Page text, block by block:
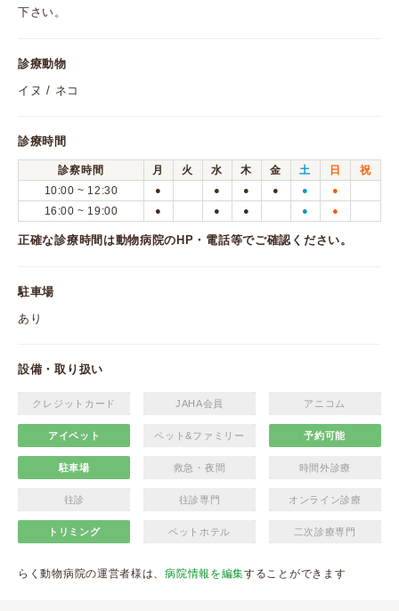
下さい。
診療動物
イヌ / ネコ
診療時間
診察時間 月 火 水 木 金 土 日
祝
10:00 ~ 12:30
● ● ● ● ● ●
16:00 ~ 19:00 ● ● ● ● ●
正確な診療時間は動物病院のHP・電話等でご確認ください。
駐車場
あり
設備・取り扱い
クレジットカード JAHA会員 アニコム
アイペット ペット&ファミリー 予約可能
駐車場 救急・夜間 時間外診療
往診 往診専門 オンライン診療
トリミング ペットホテル 二次診療専門
らく動物病院の運営者様は、病院情報を編集することができます